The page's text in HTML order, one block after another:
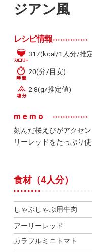
ジアン風
レシピ情報
317(kcal/1人分/推
20(分/目安)
2.8(g/推定値)
memo
刻んだ桜えびがアクセ
リーレッドをたっぷり
食材（4人分）
しゃぶしゃぶ用牛肉
アーリーレッド
カラフルミニトマト